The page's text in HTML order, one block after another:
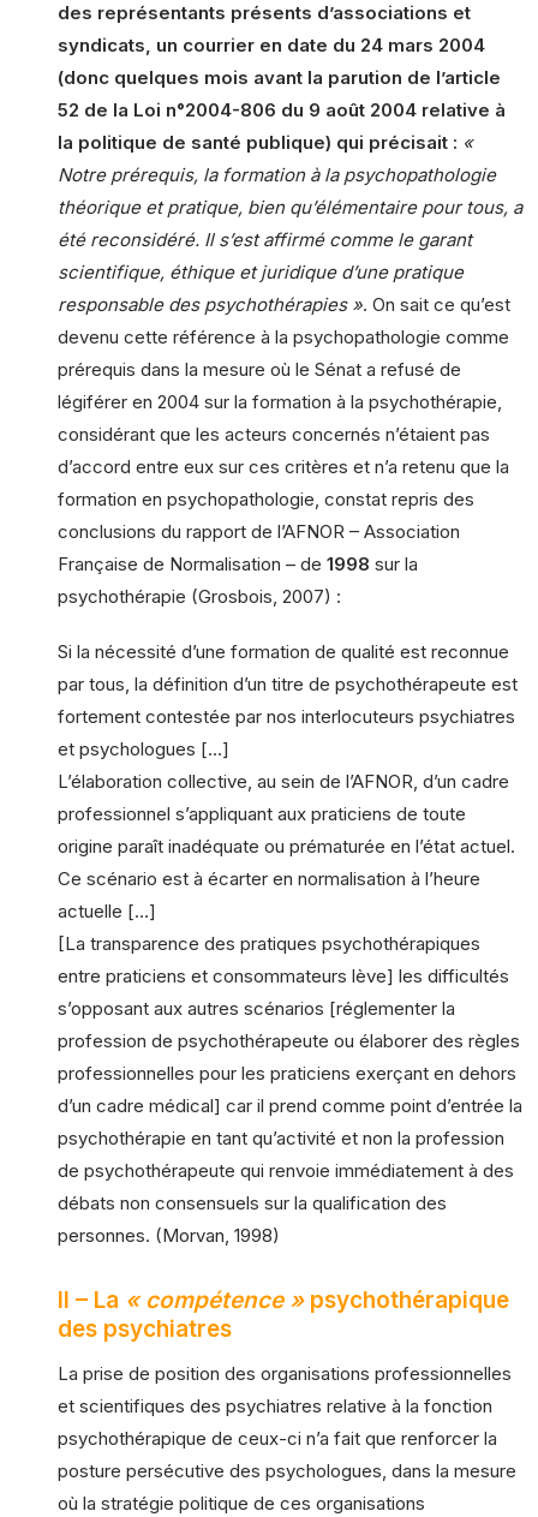
des représentants présents d’associations et
syndicats, un courrier en date du 24 mars 2004
(donc quelques mois avant la parution de l’article
52 de la Loi n°2004-806 du 9 août 2004 relative à
la politique de santé publique) qui précisait : «
Notre prérequis, la formation à la psychopathologie
théorique et pratique, bien qu’élémentaire pour tous, a
été reconsidéré. Il s’est affirmé comme le garant
scientifique, éthique et juridique d’une pratique
responsable des psychothérapies ». On sait ce qu’est
devenu cette référence à la psychopathologie comme
prérequis dans la mesure où le Sénat a refusé de
légiférer en 2004 sur la formation à la psychothérapie,
considérant que les acteurs concernés n’étaient pas
d’accord entre eux sur ces critères et n’a retenu que la
formation en psychopathologie, constat repris des
conclusions du rapport de l’AFNOR – Association
Française de Normalisation – de 1998 sur la
psychothérapie (Grosbois, 2007) :
Si la nécessité d’une formation de qualité est reconnue
par tous, la définition d’un titre de psychothérapeute est
fortement contestée par nos interlocuteurs psychiatres
et psychologues […]
L’élaboration collective, au sein de l’AFNOR, d’un cadre
professionnel s’appliquant aux praticiens de toute
origine paraît inadéquate ou prématurée en l’état actuel.
Ce scénario est à écarter en normalisation à l’heure
actuelle […]
[La transparence des pratiques psychothérapiques
entre praticiens et consommateurs lève] les difficultés
s’opposant aux autres scénarios [réglementer la
profession de psychothérapeute ou élaborer des règles
professionnelles pour les praticiens exerçant en dehors
d’un cadre médical] car il prend comme point d’entrée la
psychothérapie en tant qu’activité et non la profession
de psychothérapeute qui renvoie immédiatement à des
débats non consensuels sur la qualification des
personnes. (Morvan, 1998)
II – La « compétence »psychothérapique
des psychiatres
La prise de position des organisations professionnelles
et scientifiques des psychiatres relative à la fonction
psychothérapique de ceux-ci n’a fait que renforcer la
posture persécutive des psychologues, dans la mesure
où la stratégie politique de ces organisations